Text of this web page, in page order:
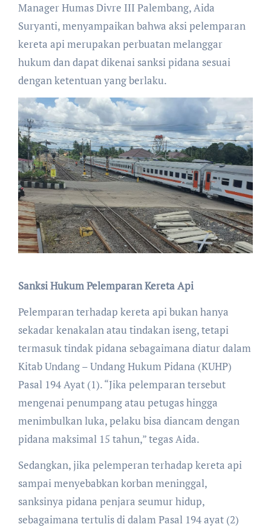
Manager Humas Divre III Palembang, Aida
Suryanti, menyampaikan bahwa aksi pelemparan
kereta api merupakan perbuatan melanggar
hukum dan dapat dikenai sanksi pidana sesuai
dengan ketentuan yang berlaku.
Sanksi Hukum Pelemparan Kereta Api
Pelemparan terhadap kereta api bukan hanya
sekadar kenakalan atau tindakan iseng, tetapi
termasuk tindak pidana sebagaimana diatur dalam
Kitab Undang – Undang Hukum Pidana (KUHP)
Pasal 194 Ayat (1). “Jika pelemparan tersebut
mengenai penumpang atau petugas hingga
menimbulkan luka, pelaku bisa diancam dengan
pidana maksimal 15 tahun,” tegas Aida.
Sedangkan, jika pelemperan terhadap kereta api
sampai menyebabkan korban meninggal,
sanksinya pidana penjara seumur hidup,
sebagaimana tertulis di dalam Pasal 194 ayat (2)